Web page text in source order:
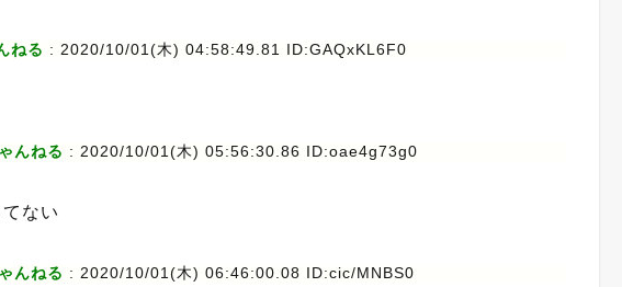
ねる : 2020/10/01(木) 04:58:49.81 ID:GAQxKL6F0
んねる : 2020/10/01(木) 05:56:30.86 ID:oae4g73g0
ない
んねる : 2020/10/01(木) 06:46:00.08 ID:cic/MNBS0